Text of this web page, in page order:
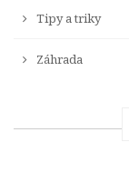
Tipy a triky
Záhrada